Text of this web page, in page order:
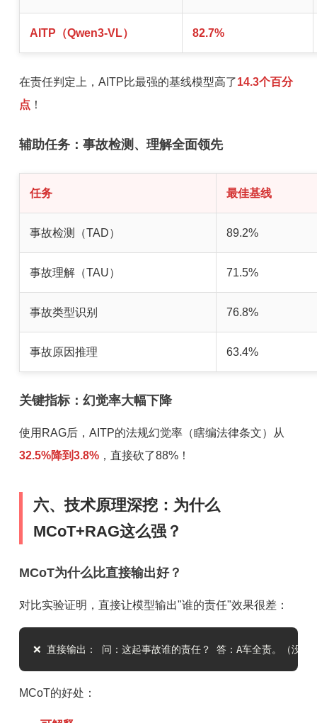
AITP（Qwen3-VL） 82.7%
在责任判定上，AITP比最强的基线模型高了14.3个百分
点 ！
辅助任务：事故检测、理解全面领先
任务 最佳基线
事故检测（TAD） 89.2%
事故理解（TAU） 71.5%
事故类型识别 76.8%
事故原因推理 63.4%
关键指标：幻觉率大幅下降
使用RAG后，AITP的法规幻觉率（瞎编法律条文）从
32.5%降到3.8%，直接砍了88%！
六、技术原理深挖：为什么
MCoT+RAG这么强？
MCoT为什么比直接输出好？
对比实验证明，直接让模型输出"谁的责任"效果很差：
❌ 直接输出： 问：这起事故谁的责任？ 答：A车全责。（没
MCoT的好处：